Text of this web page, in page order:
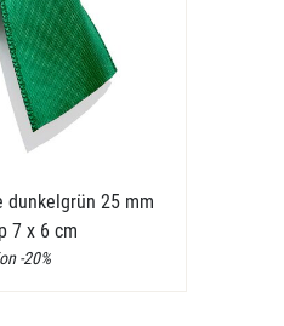
dunkelgrün 25 mm
7 x 6 cm
-20%